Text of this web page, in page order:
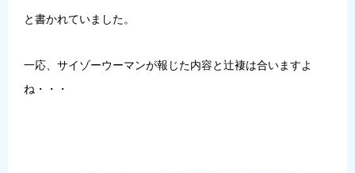
と書かれていました。
一応、サイゾーウーマンが報じた内容と辻褄は合いますよ
ね・・・